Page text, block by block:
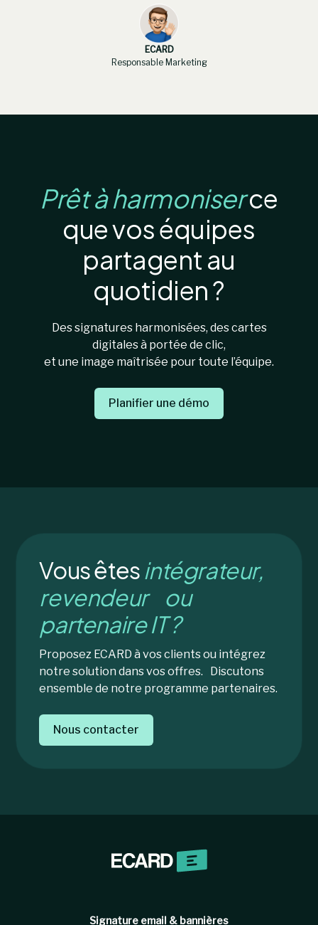
ECARD
Responsable Marketing
Prêt à harmoniserce
que vos équipes
partagent au
quotidien ?
Des signatures harmonisées, des cartes
digitales à portée de clic,
et une image maîtrisée pour toute l’équipe.
Planifier une démo
Vous êtes intégrateur,
revendeur ou
partenaire IT ?
Proposez ECARD à vos clients ou intégrez
notre solution dans vos offres. Discutons
ensemble de notre programme partenaires.
Nous contacter
Signature email & bannières